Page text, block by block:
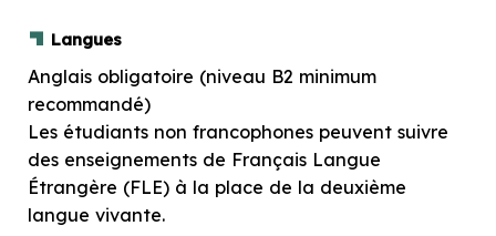
Langues
Anglais obligatoire (niveau B2 minimum
recommandé)
Les étudiants non francophones peuvent suivre
des enseignements de Français Langue
Étrangère (FLE) à la place de la deuxième
langue vivante.